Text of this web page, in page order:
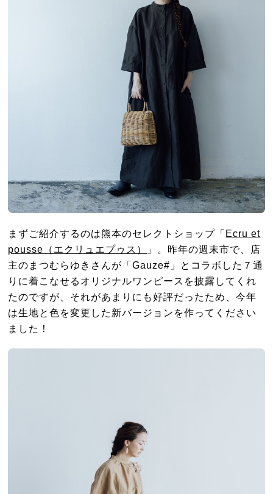
まずご紹介するのは熊本のセレクトショップ「Ecru et
pousse（エクリュエプゥス）
」。昨年の週末市で、店
主のまつむらゆきさんが「Gauze#」とコラボした７通
りに着こなせるオリジナルワンピースを披露してくれ
たのですが、それがあまりにも好評だったため、今年
は生地と色を変更した新バージョンを作ってください
ました！